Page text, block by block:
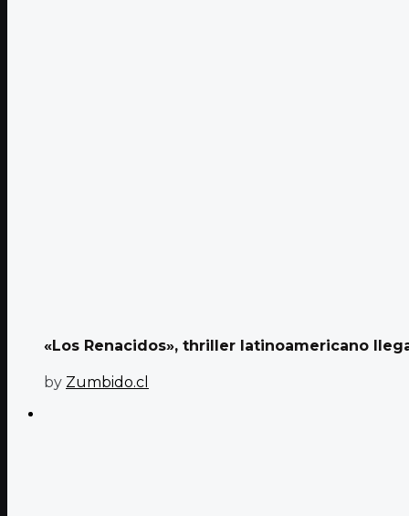
«Los Renacidos», thriller latinoamericano
by Zumbido.cl